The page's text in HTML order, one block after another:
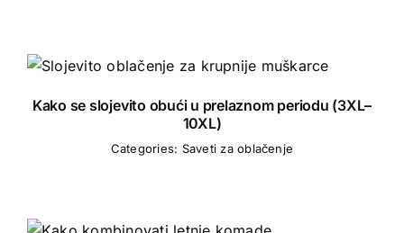
Kako se slojevito obući u prelaznom periodu (3XL–
10XL)
Categories: Saveti za oblačenje